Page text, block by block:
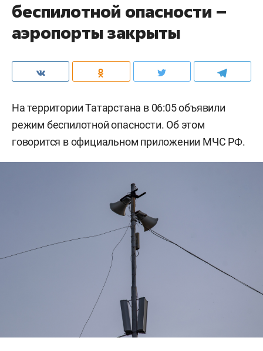
беспилотной опасности –
аэропорты закрыты
На территории Татарстана в 06:05 объявили
режим беспилотной опасности. Об этом
говорится в официальном приложении МЧС РФ.